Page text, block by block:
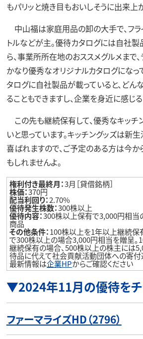
もパリッと焼き目もおいしそうに出来上
中山福は家庭用品の卸の大手で、フラ
トルなどが主。優待カタログには自社
ら、事業所所在地のおススメグルメまで、
かなり優秀なオリジナルカタログになっ
タログに自社製品が載っていると、どん
ることもできますし、企業を身近に感じる
この先も継続保有して、優秀なキッチ
いと思っています。キッチングッズは新
喜ばれますので、ご予定のある方は今か
もしれませんよ。
権利付き最終月：3月［貸借銘柄］
株価：370円
配当利回り：2.70%
優待発生株数：300株以上
優待内容：300株以上保有で3,000円相当
商品
その他条件：100株以上を1年以上継続保
で300株以上の場合3,000円相当を贈呈。
継続保有の場合、500株以上の株主には
待品に代えて社会貢献活動団体への寄
最新情報は企業HPからご確認ください
▼2024年11月の優待を
ファーマライズHD（2796）